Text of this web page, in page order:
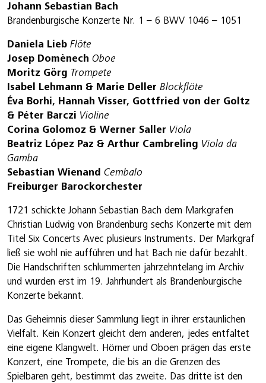
Johann Sebastian Bach
Brandenburgische Konzerte Nr. 1 – 6 BWV 1046 – 1051
Daniela Lieb Flöte
Josep Domènech Oboe
Moritz Görg Trompete
Isabel Lehmann & Marie Deller Blockflöte
Éva Borhi, Hannah Visser, Gottfried von der Goltz
& Péter Barczi Violine
Corina Golomoz & Werner Saller Viola
Beatriz López Paz & Arthur Cambreling Viola da
Gamba
Sebastian Wienand Cembalo
Freiburger Barockorchester
1721 schickte Johann Sebastian Bach dem Markgrafen
Christian Ludwig von Brandenburg sechs Konzerte mit dem
Titel Six Concerts Avec plusieurs Instruments. Der Markgraf
ließ sie wohl nie aufführen und hat Bach nie dafür bezahlt.
Die Handschriften schlummerten jahrzehntelang im Archiv
und wurden erst im 19. Jahrhundert als Brandenburgische
Konzerte bekannt.
Das Geheimnis dieser Sammlung liegt in ihrer erstaunlichen
Vielfalt. Kein Konzert gleicht dem anderen, jedes entfaltet
eine eigene Klangwelt. Hörner und Oboen prägen das erste
Konzert, eine Trompete, die bis an die Grenzen des
Spielbaren geht, bestimmt das zweite. Das dritte ist den